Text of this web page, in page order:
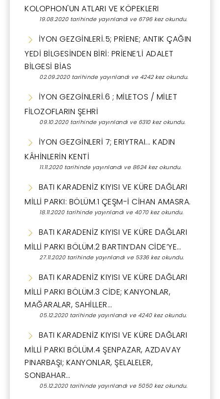
KOLOPHON'UN ATLARI VE KÖPEKLERI
19.08.2020 tarihinde yayınlandı ve 6796 kez okundu.
İYON GEZGİNLERİ.5; PRİENE; ANTIK ÇAĞIN
YEDİ BİLGESİNDEN BİRİ: PRİENE’Lİ ADALET
BİLGESİ BİAS
02.09.2020 tarihinde yayınlandı ve 4242 kez okundu.
İYON GEZGİNLERİ.6 ; MİLETOS / MİLET
FİLOZOFLARIN ŞEHRİ
09.10.2020 tarihinde yayınlandı ve 6310 kez okundu.
İYON GEZGİNLERİ 7; ERIYTRAI... KADIN
KÂHİNLERİN KENTİ
11.11.2020 tarihinde yayınlandı ve 8624 kez okundu.
BATI KARADENİZ KIYISI VE KÜRE DAĞLARI
MİLLİ PARKI: BÖLÜM.1 ÇEŞM-İ CİHAN AMASRA.
18.11.2020 tarihinde yayınlandı ve 4070 kez okundu.
BATI KARADENİZ KIYISI VE KÜRE DAĞLARI
MİLLİ PARKI BÖLÜM.2 BARTIN’DAN CİDE’YE…
27.11.2020 tarihinde yayınlandı ve 5336 kez okundu.
BATI KARADENİZ KIYISI VE KÜRE DAĞLARI
MİLLİ PARKI BÖLÜM.3 CİDE; KANYONLAR,
MAĞARALAR, SAHİLLER…
05.12.2020 tarihinde yayınlandı ve 4240 kez okundu.
BATI KARADENİZ KIYISI VE KÜRE DAĞLARI
MİLLİ PARKI BÖLÜM.4 ŞENPAZAR, AZDAVAY
PINARBAŞI; KANYONLAR, ŞELALELER,
SONBAHAR…
05.12.2020 tarihinde yayınlandı ve 5050 kez okundu.